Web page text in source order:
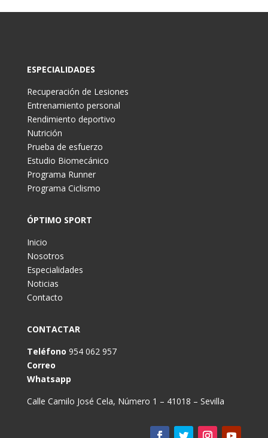
ESPECIALIDADES
Recuperación de Lesiones
Entrenamiento personal
Rendimiento deportivo
Nutrición
Prueba de esfuerzo
Estudio Biomecánico
Programa Runner
Programa Ciclismo
ÓPTIMO SPORT
Inicio
Nosotros
Especialidades
Noticias
Contacto
CONTACTAR
Teléfono 954 062 957
Correo
Whatsapp
Calle Camilo José Cela, Número 1 – 41018 – Sevilla